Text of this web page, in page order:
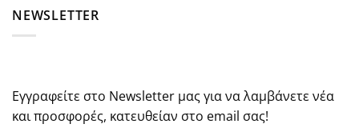
NEWSLETTER
Εγγραφείτε στο Newsletter μας για να λαμβάνετε νέα
και προσφορές, κατευθείαν στο email σας!